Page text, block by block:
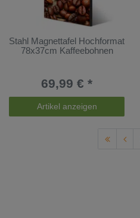
Stahl Magnettafel Hochformat
78x37cm Kaffeebohnen
69,99 € *
Artikel anzeigen